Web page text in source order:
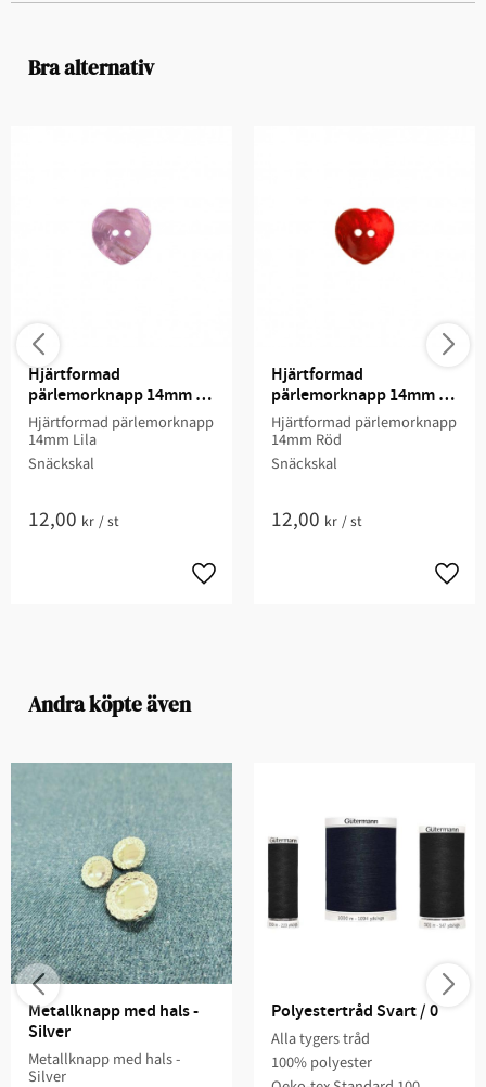
Bra alternativ
Hjärtformad
pärlemorknapp 14mm
Lila
Hjärtformad pärlemorknapp
14mm Lila
Snäckskal
12,00 kr /st
Hjärtformad
pärlemorknapp 14mm
Röd
Hjärtformad pärlemorknapp
14mm Röd
Snäckskal
12,00 kr /st
Andra köpte även
Metallknapp med hals -
Silver
Metallknapp med hals -
Silver
Polyestertråd Svart / 0
Alla tygers tråd
100% polyester